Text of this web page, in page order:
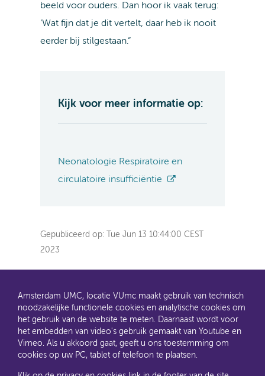
beeld voor ouders. Dan hoor ik vaak terug:
‘Wat fijn dat je dit vertelt, daar heb ik nooit
eerder bij stilgestaan.”
Kijk voor meer informatie op:
Neonatologie Respiratoire en
circulatoire insufficiëntie
Gepubliceerd op:
Tue Jun 13 10:44:00 CEST
2023
AMC en VUmc zijn al een tijdje samen Amsterdam UMC.
Dit gaat u ook merken aan de websites: steeds meer
Amsterdam UMC, locatie VUmc maakt gebruik van technisch
noodzakelijke functionele cookies en analytische cookies om
het gebruik van de website te meten. Daarnaast wordt voor
het embedden van video's gebruik gemaakt van Youtube en
Vimeo. Als u akkoord gaat, geeft u ons toestemming om
cookies op uw PC, tablet of telefoon te plaatsen.